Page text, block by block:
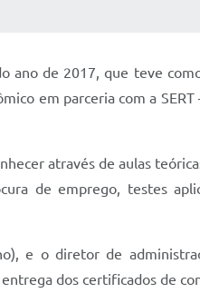
ano de 2017, que teve
em parceria com a SERT
através de aulas
de emprego, testes
e o diretor de
dos certificados de